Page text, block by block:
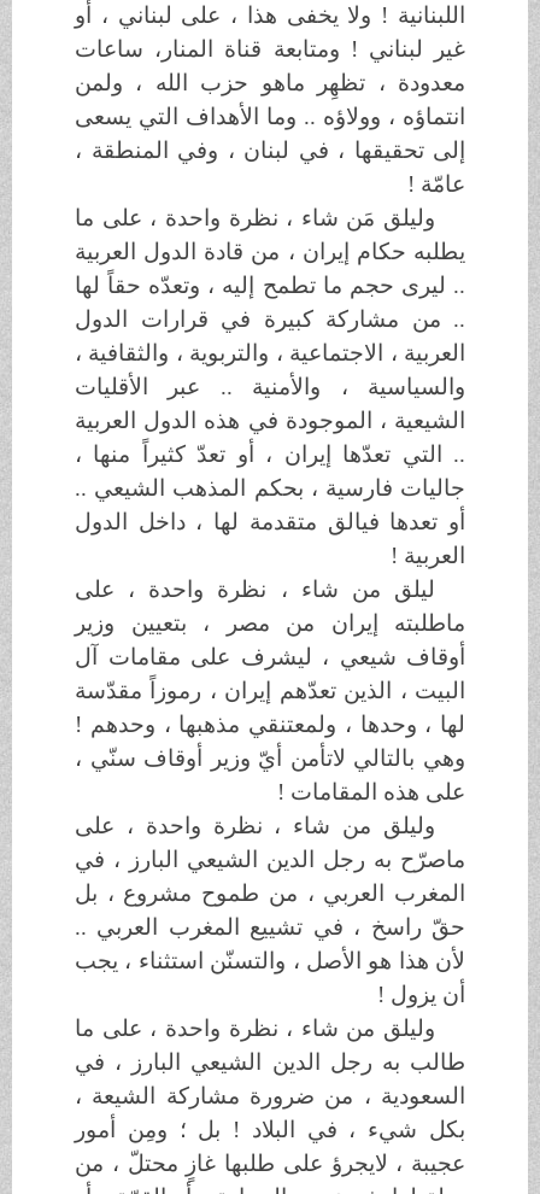
اللبنانية ! ولا يخفى هذا ، على لبناني ، أو
غير لبناني ! ومتابعة قناة المنار، ساعات
معدودة ، تظهِر ماهو حزب الله ، ولمن
انتماؤه ، وولاؤه .. وما الأهداف التي يسعى
إلى تحقيقها ، في لبنان ، وفي المنطقة ،
عامّة !
وليلق مَن شاء ، نظرة واحدة ، على ما
يطلبه حكام إيران ، من قادة الدول العربية
.. ليرى حجم ما تطمح إليه ، وتعدّه حقاً لها
.. من مشاركة كبيرة في قرارات الدول
العربية ، الاجتماعية ، والتربوية ، والثقافية ،
والسياسية ، والأمنية .. عبر الأقليات
الشيعية ، الموجودة في هذه الدول العربية
.. التي تعدّها إيران ، أو تعدّ كثيراً منها ،
جاليات فارسية ، بحكم المذهب الشيعي ..
أو تعدها فيالق متقدمة لها ، داخل الدول
العربية !
ليلق من شاء ، نظرة واحدة ، على
ماطلبته إيران من مصر ، بتعيين وزير
أوقاف شيعي ، ليشرف على مقامات آل
البيت ، الذين تعدّهم إيران ، رموزاً مقدّسة
لها ، وحدها ، ولمعتنقي مذهبها ، وحدهم !
وهي بالتالي لاتأمن أيّ وزير أوقاف سنّي ،
على هذه المقامات !
وليلق من شاء ، نظرة واحدة ، على
ماصرّح به رجل الدين الشيعي البارز ، في
المغرب العربي ، من طموح مشروع ، بل
حقّ راسخ ، في تشييع المغرب العربي ..
لأن هذا هو الأصل ، والتسنّن استثناء ، يجب
أن يزول !
وليلق من شاء ، نظرة واحدة ، على ما
طالب به رجل الدين الشيعي البارز ، في
السعودية ، من ضرورة مشاركة الشيعة ،
بكل شيء ، في البلاد ! بل ؛ ومِن أمور
عجيبة ، لايجرؤ على طلبها غازٍ محتلّ ، من